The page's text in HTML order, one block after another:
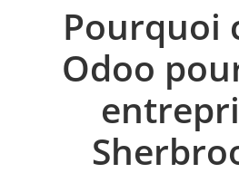
Pourquoi
Odoo